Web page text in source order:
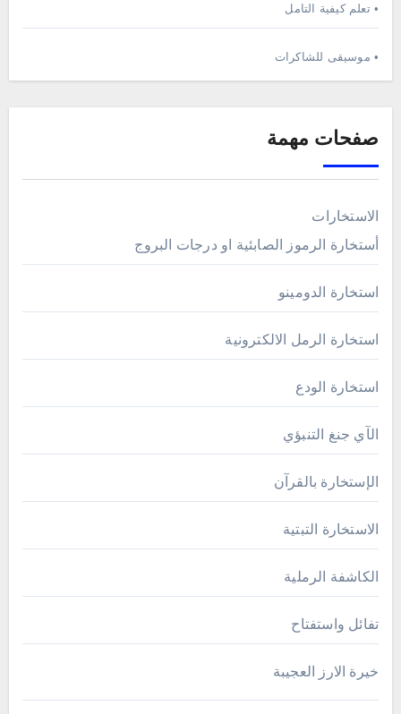
• تعلم كيفية التامل
• موسيقى للشاكرات
صفحات مهمة
الاستخارات
أستخارة الرموز الصابئية او درجات البروج
استخارة الدومينو
استخارة الرمل الالكترونية
استخارة الودع
الآي جنغ التنبؤي
الإستخارة بالقرآن
الاستخارة التبتية
الكاشفة الرملية
تفائل واستفتاح
خيرة الارز العجيبة